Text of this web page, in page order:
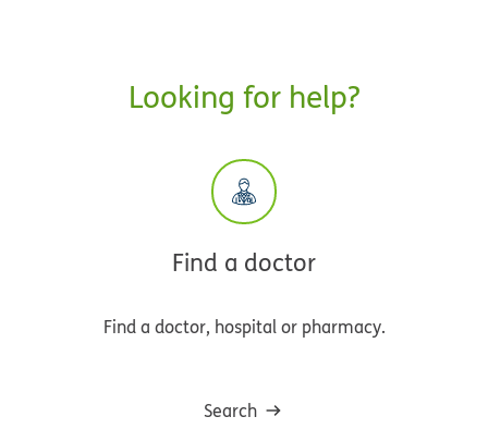
Looking for help?
Find a doctor
Find a doctor, hospital or pharmacy.
Search